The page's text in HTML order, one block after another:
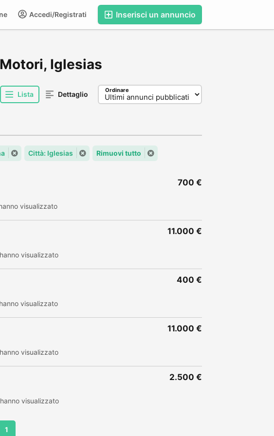
Inserisci un annuncio
Accedi/Registrati
Iglesias
Lista Dettaglio Ordinare
Città: Iglesias Rimuovi tutto
visualizzato
700 €
visualizzato
11.000 €
visualizzato
400 €
visualizzato
11.000 €
visualizzato
2.500 €
1